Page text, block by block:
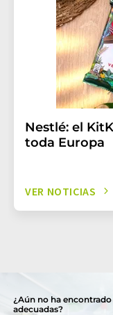
Nestlé: el
toda Europa
VER NOTICIAS
¿Aún no ha
adecuadas?